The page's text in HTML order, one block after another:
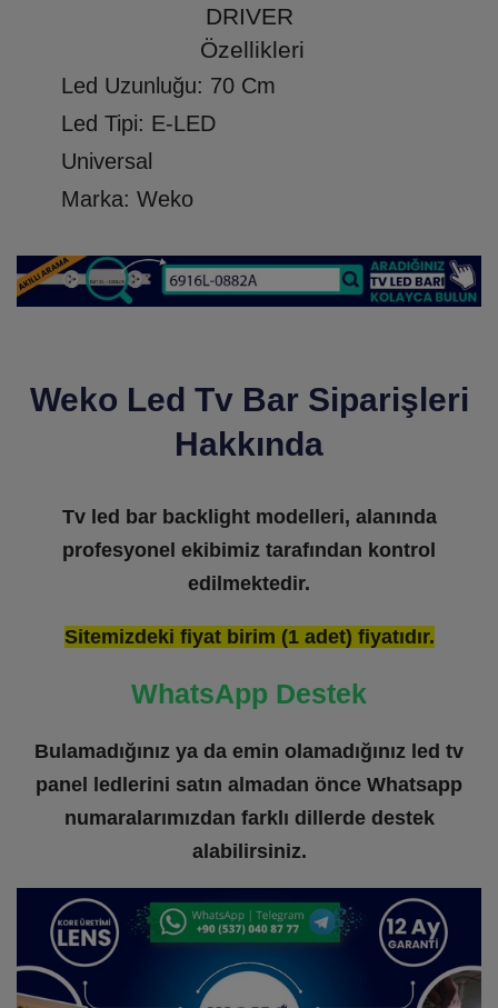
DRIVER
Özellikleri
Led Uzunluğu: 70 Cm
Led Tipi: E-LED
Universal
Marka: Weko
Weko Led Tv Bar Siparişleri
Hakkında
Tv led bar backlight modelleri, alanında
profesyonel ekibimiz tarafından kontrol
edilmektedir.
Sitemizdeki fiyat birim (1 adet) fiyatıdır.
WhatsApp Destek
Bulamadığınız ya da emin olamadığınız led tv
panel ledlerini satın almadan önce Whatsapp
numaralarımızdan farklı dillerde destek
alabilirsiniz.